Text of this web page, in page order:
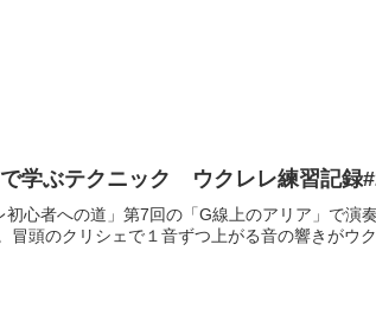
学ぶテクニック ウクレレ練習記録
心者への道」第7回の「G線上のアリア」で演
頭のクリシェで１音ずつ上がる音の響きがウ